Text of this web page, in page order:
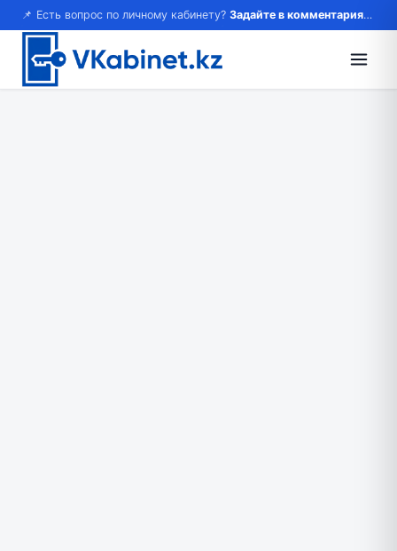
📌 Есть вопрос по личному кабинету? Задайте в комментариях — ответим!